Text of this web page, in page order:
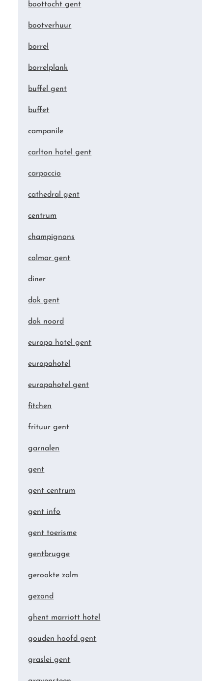
boottocht gent
bootverhuur
borrel
borrelplank
buffel gent
buffet
campanile
carlton hotel gent
carpaccio
cathedral gent
centrum
champignons
colmar gent
diner
dok gent
dok noord
europa hotel gent
europahotel
europahotel gent
fitchen
frituur gent
garnalen
gent
gent centrum
gent info
gent toerisme
gentbrugge
gerookte zalm
gezond
ghent marriott hotel
gouden hoofd gent
graslei gent